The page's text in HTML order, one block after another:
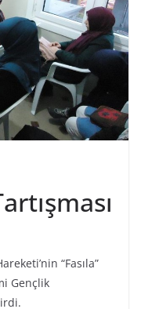
“Fasıla”
Gençlik